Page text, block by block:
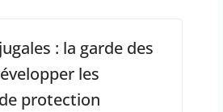
: la garde des
les
protection